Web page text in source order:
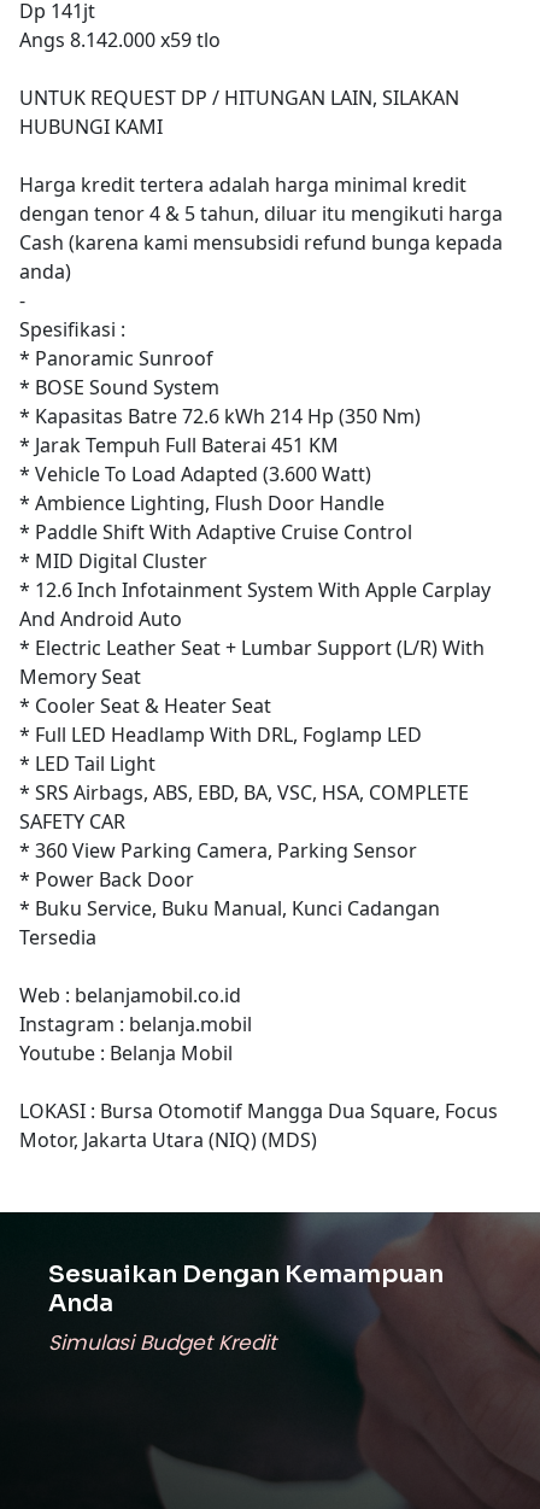
Dp 141jt
Angs 8.142.000 x59 tlo
UNTUK REQUEST DP / HITUNGAN LAIN, SILAKAN
HUBUNGI KAMI
Harga kredit tertera adalah harga minimal kredit
dengan tenor 4 & 5 tahun, diluar itu mengikuti harga
Cash (karena kami mensubsidi refund bunga kepada
anda)
-
Spesifikasi :
* Panoramic Sunroof
* BOSE Sound System
* Kapasitas Batre 72.6 kWh 214 Hp (350 Nm)
* Jarak Tempuh Full Baterai 451 KM
* Vehicle To Load Adapted (3.600 Watt)
* Ambience Lighting, Flush Door Handle
* Paddle Shift With Adaptive Cruise Control
* MID Digital Cluster
* 12.6 Inch Infotainment System With Apple Carplay
And Android Auto
* Electric Leather Seat + Lumbar Support (L/R) With
Memory Seat
* Cooler Seat & Heater Seat
* Full LED Headlamp With DRL, Foglamp LED
* LED Tail Light
* SRS Airbags, ABS, EBD, BA, VSC, HSA, COMPLETE
SAFETY CAR
* 360 View Parking Camera, Parking Sensor
* Power Back Door
* Buku Service, Buku Manual, Kunci Cadangan
Tersedia
Web : belanjamobil.co.id
Instagram : belanja.mobil
Youtube : Belanja Mobil
LOKASI : Bursa Otomotif Mangga Dua Square, Focus
Motor, Jakarta Utara (NIQ) (MDS)
Sesuaikan Dengan Kemampuan
Anda
Simulasi Budget Kredit